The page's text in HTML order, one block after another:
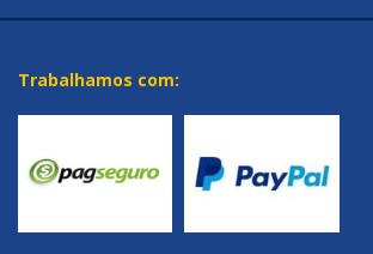
Trabalhamos com: